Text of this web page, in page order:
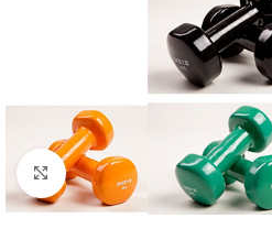
Clic para ampliar